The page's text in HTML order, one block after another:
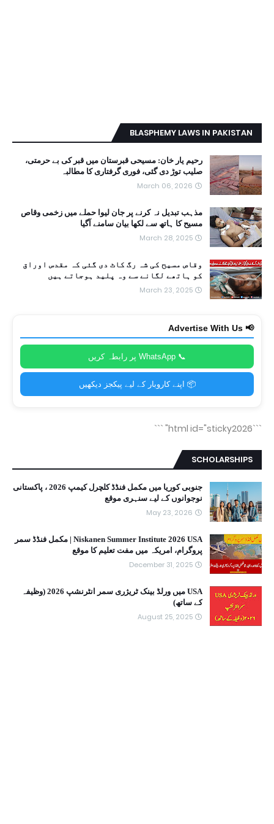
BLASPHEMY LAWS IN PAKISTAN
رحیم یار خان: مسیحی قبرستان میں قبر کی بے حرمتی،
صلیب توڑ دی گئی، فوری گرفتاری کا مطالبہ
March 06, 2026
مذہب تبدیل نہ کرنے پر جان لیوا حملے میں زخمی وقاص
مسیح کا ہاتھ سے لکھا بیان سامنے آگیا
March 28, 2025
وقاص مسیح کی شہ رگ کاٹ دی گئی کہ مقدس اوراق
کو ہاتھے لگانے سے وہ پلید ہوجاتے ہیں
March 23, 2025
📢 Advertise With Us
📞 WhatsApp پر رابطہ کریں
📦 اپنے کاروبار کے لیے پیکجز دیکھیں
```html id="sticky2026"
```
SCHOLARSHIPS
جنوبی کوریا میں مکمل فنڈڈ کلچرل کیمپ 2026 ، پاکستانی
نوجوانوں کے لیے سنہری موقع
May 23, 2026
Niskanen Summer Institute 2026 USA | مکمل فنڈڈ سمر
پروگرام، امریکہ میں مفت تعلیم کا موقع
December 31, 2025
USA میں ورلڈ بینک ٹریژری سمر انٹرنشپ 2026 (وظیفہ
کے ساتھ)
August 25, 2025